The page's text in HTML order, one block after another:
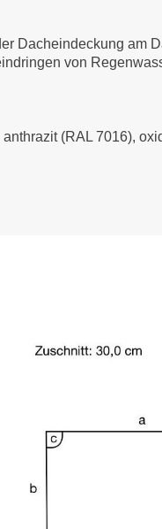
Dacheindeckung
von
(RAL 7016),